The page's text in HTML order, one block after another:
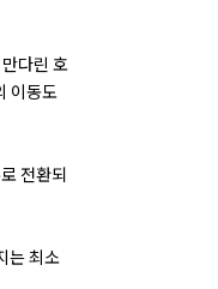
다린 호
이동도
전환되
는 최소